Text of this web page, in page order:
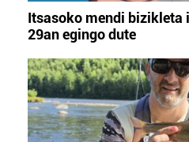
Itsasoko mendi bizikleta
29an egingo dute